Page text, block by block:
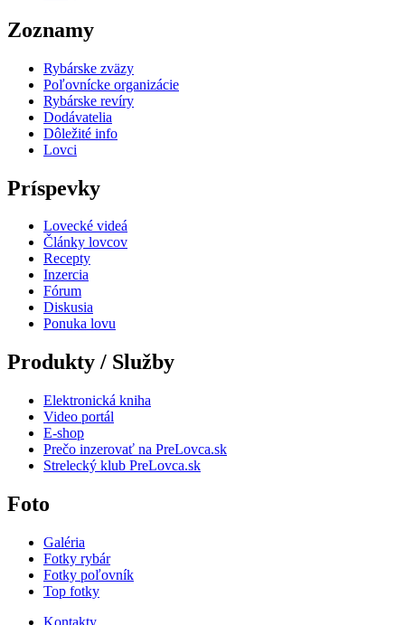
Zoznamy
Rybárske zväzy
Poľovnícke organizácie
Rybárske revíry
Dodávatelia
Dôležité info
Lovci
Príspevky
Lovecké videá
Články lovcov
Recepty
Inzercia
Fórum
Diskusia
Ponuka lovu
Produkty / Služby
Elektronická kniha
Video portál
E-shop
Prečo inzerovať na PreLovca.sk
Strelecký klub PreLovca.sk
Foto
Galéria
Fotky rybár
Fotky poľovník
Top fotky
Kontakty